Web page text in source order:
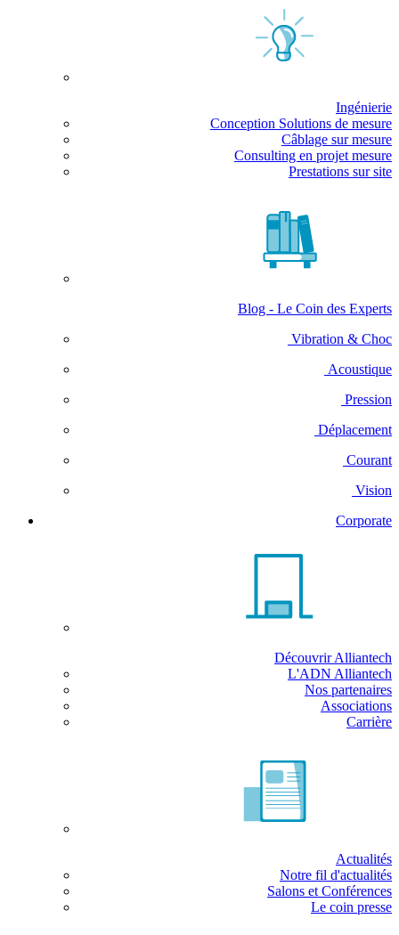
Ingénierie
Conception Solutions de mesure
Câblage sur mesure
Consulting en projet mesure
Prestations sur site
Blog - Le Coin des Experts
Vibration & Choc
Acoustique
Pression
Déplacement
Courant
Vision
Corporate
Découvrir Alliantech
L'ADN Alliantech
Nos partenaires
Associations
Carrière
Actualités
Notre fil d'actualités
Salons et Conférences
Le coin presse